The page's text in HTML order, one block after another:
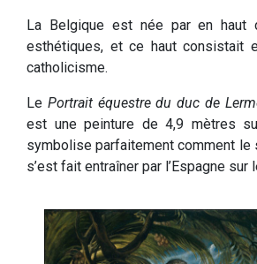
La Belgique est née par en haut
esthétiques, et ce haut consistait
catholicisme.
Le Portrait équestre du duc de
est une peinture de 4,9 mètres
symbolise parfaitement comment le
s’est fait entraîner par l’Espagne sur